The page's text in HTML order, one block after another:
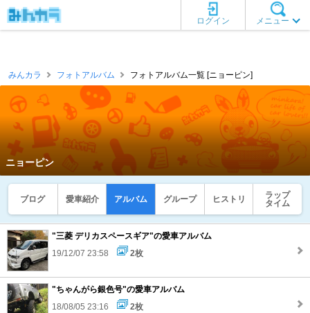
メニュー
ログイン
みんカラ フォトアルバム フォトアルバム一覧 [ニョーピン]
ニョーピン
ブログ 愛車紹介 アルバム グループ ヒストリ
ラップ
タイム
"三菱 デリカスペースギア"の愛車アルバム
19/12/07 23:58
2枚
"ちゃんがら銀色号"の愛車アルバム
18/08/05 23:16
2枚